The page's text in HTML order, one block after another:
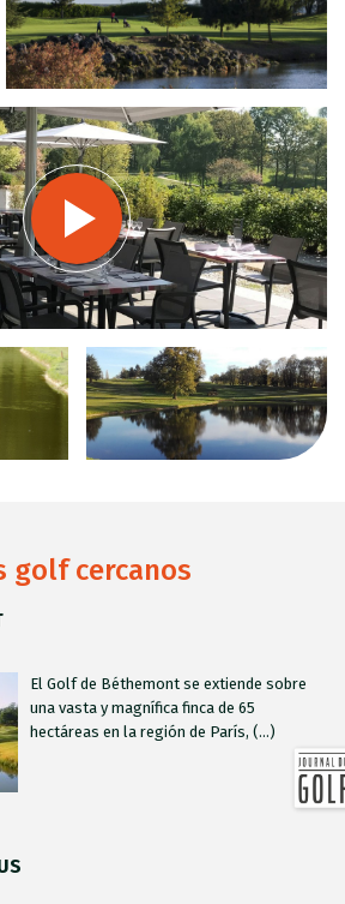
golf cercanos
El Golf de Béthemont se extiende sobre
una vasta y magnífica finca de 65
hectáreas en la región de París, (...)